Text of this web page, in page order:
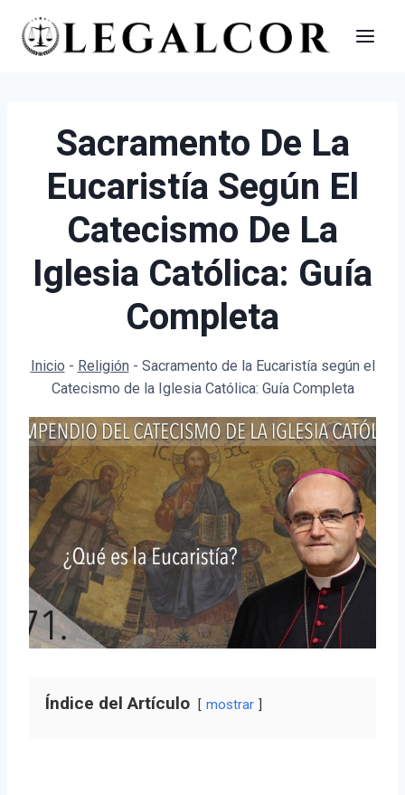
Saltar
Sacramento De La
Eucaristía Según El
Catecismo De La
Iglesia Católica: Guía
Completa
Inicio - Religión - Sacramento de la Eucaristía según el
Catecismo de la Iglesia Católica: Guía Completa
Índice del Artículo mostrar